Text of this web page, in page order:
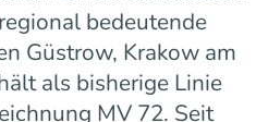
bedeutende
Güstrow, Krakow am
als bisherige Linie
MV 72. Seit